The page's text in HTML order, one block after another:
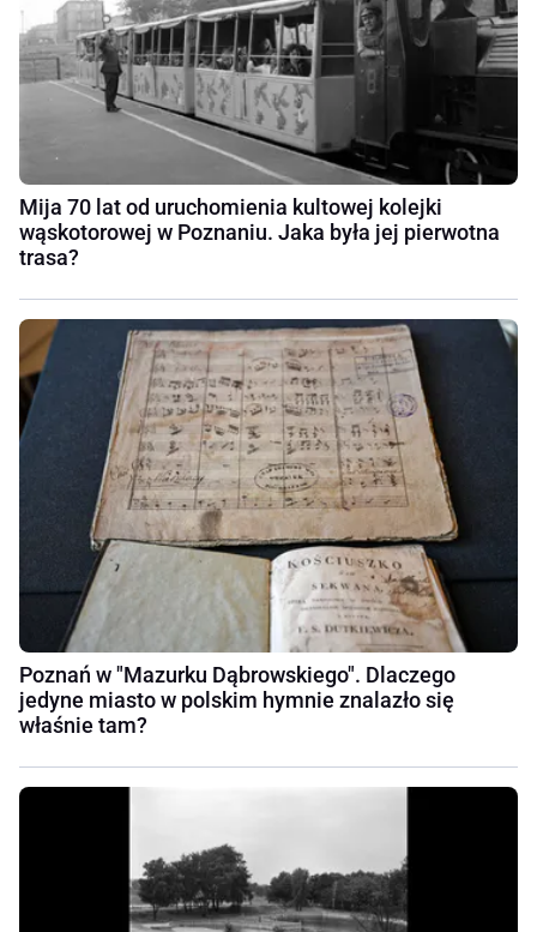
Mija 70 lat od uruchomienia kultowej kolejki
wąskotorowej w Poznaniu. Jaka była jej pierwotna
trasa?
Poznań w "Mazurku Dąbrowskiego". Dlaczego
jedyne miasto w polskim hymnie znalazło się
właśnie tam?